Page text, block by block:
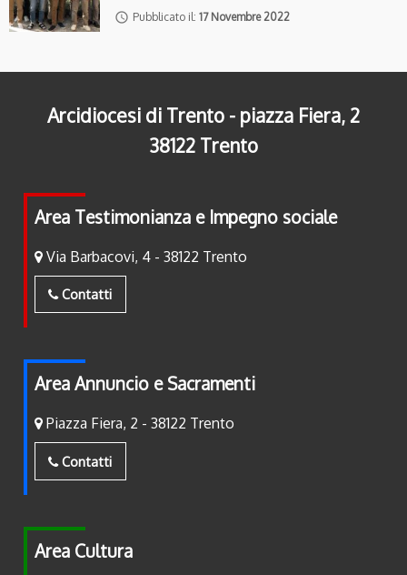
access_time Pubblicato il: 17 Novembre 2022
Arcidiocesi di Trento - piazza Fiera, 2
38122 Trento
Area Testimonianza e Impegno sociale
Via Barbacovi, 4 - 38122 Trento
Contatti
Area Annuncio e Sacramenti
Piazza Fiera, 2 - 38122 Trento
Contatti
Area Cultura